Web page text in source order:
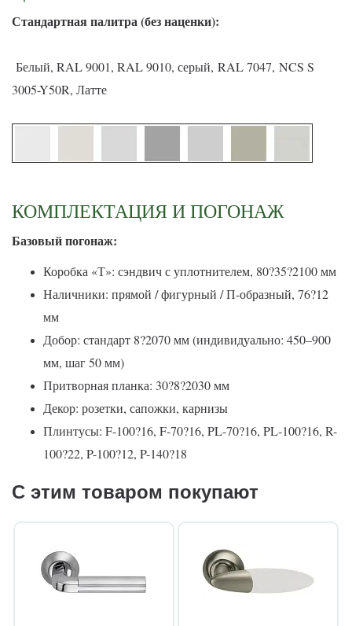
Стандартная палитра (без наценки):
Белый, RAL 9001, RAL 9010, серый, RAL 7047, NCS S
3005-Y50R, Латте
КОМПЛЕКТАЦИЯ И ПОГОНАЖ
Базовый погонаж:
Коробка «Т»: сэндвич с уплотнителем, 80?35?2100 мм
Наличники: прямой / фигурный / П-образный, 76?12
мм
Добор: стандарт 8?2070 мм (индивидуально: 450–900
мм, шаг 50 мм)
Притворная планка: 30?8?2030 мм
Декор: розетки, сапожки, карнизы
Плинтусы: F-100?16, F-70?16, PL-70?16, PL-100?16, R-
100?22, P-100?12, P-140?18
С этим товаром покупают